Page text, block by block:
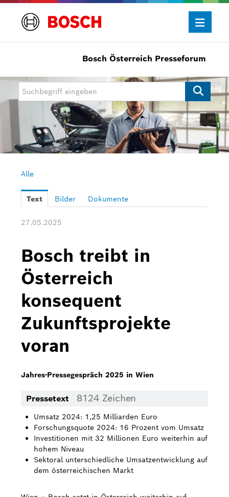
Presseinformationen
Allgemein/Wirtschaft
Bosch Innovationspreis
eBike Systems
Mobility
Power Tools
Buderus
Pressemappen
Hausgeräte
Downloads
Pressemappen
Über uns
Bosch in Österreich
Karriere bei Bosch in Österreich
Bosch Österreich Presseforum
Alle
Text Bilder Dokumente
27.05.2025
Bosch treibt in
Österreich
konsequent
Zukunftsprojekte
voran
Jahres-Pressegespräch 2025 in Wien
Pressetext 8124 Zeichen
Umsatz 2024: 1,25 Milliarden Euro
Forschungsquote 2024: 16 Prozent vom Umsatz
Investitionen mit 32 Millionen Euro weiterhin auf
hohem Niveau
Sektoral unterschiedliche Umsatzentwicklung auf
dem österreichischen Markt